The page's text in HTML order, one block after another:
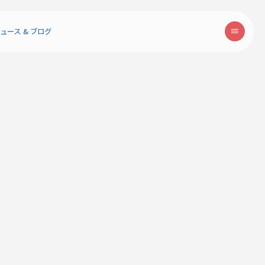
ース & ブログ